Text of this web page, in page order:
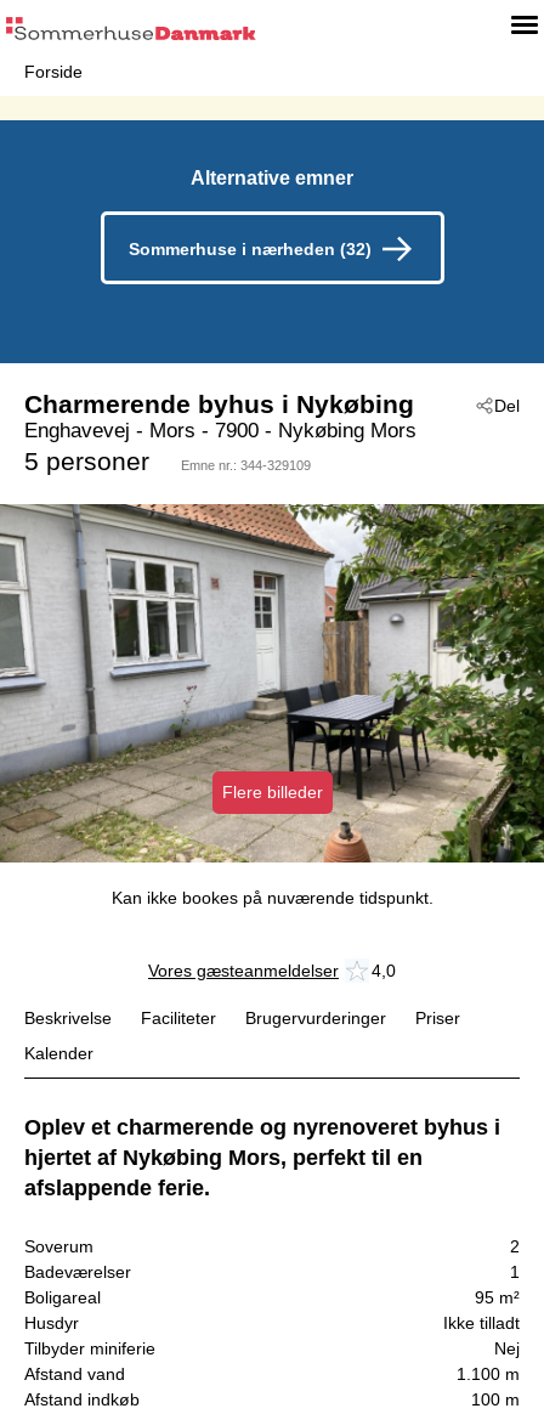
Forside
Alternative emner
Sommerhuse i nærheden (32)
Del
Charmerende byhus i Nykøbing
Enghavevej - Mors - 7900 - Nykøbing Mors
5 personer Emne nr.: 344-329109
Flere billeder
Kan ikke bookes på nuværende tidspunkt.
Vores gæsteanmeldelser 4,0
Beskrivelse Faciliteter Brugervurderinger
Priser
Kalender
Oplev et charmerende og nyrenoveret byhus i
hjertet af Nykøbing Mors, perfekt til en
afslappende ferie.
Soverum
2
Badeværelser
1
Boligareal
95 m²
Husdyr
Ikke tilladt
Tilbyder miniferie
Nej
Afstand vand
1.100 m
Afstand indkøb
100 m